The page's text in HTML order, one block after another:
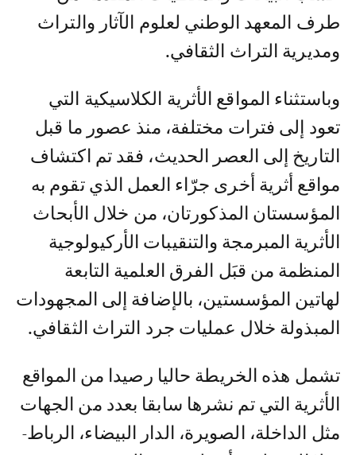
طرف المعهد الوطني لعلوم الآثار والتراث
ومديرية التراث الثقافي.
وباستثناء المواقع الأثرية الكلاسيكية التي
تعود إلى فترات مختلفة، منذ عصور ما قبل
التاريخ إلى العصر الحديث، فقد تم اكتشاف
مواقع أثرية أخرى جرّاء العمل الذي تقوم به
المؤسستان المذكورتان، من خلال الأبحاث
الأثرية المبرمجة والتنقيبات الأركيولوجية
المنظمة من قبَل الفرق العلمية التابعة
لهاتين المؤسستين، بالإضافة إلى المجهودات
المبذولة خلال عمليات جرد التراث الثقافي.
تشمل هذه الخريطة حاليا رصيدا من المواقع
الأثرية التي تم نشرها سابقا بعدد من الجهات
مثل الداخلة، الصويرة، الدار البيضاء، الرباط-